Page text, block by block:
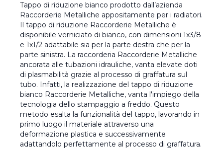
Tappo di riduzione bianco prodotto dall’azienda
Raccorderie Metalliche appositamente per i radiatori.
Il tappo di riduzione Raccorderie Metalliche è
disponibile verniciato di bianco, con dimensioni 1x3/8
e 1x1/2 adattabile sia per la parte destra che per la
parte sinistra. La raccorderia Raccorderie Metalliche
ancorata alle tubazioni idrauliche, vanta elevate doti
di plasmabilità grazie al processo di graffatura sul
tubo. Infatti, la realizzazione del tappo di riduzione
bianco Raccorderie Metalliche, vanta l'impiego della
tecnologia dello stampaggio a freddo. Questo
metodo esalta la funzionalità del tappo, lavorando in
primo luogo il materiale attraverso una
deformazione plastica e successivamente
adattandolo perfettamente al processo di graffatura.